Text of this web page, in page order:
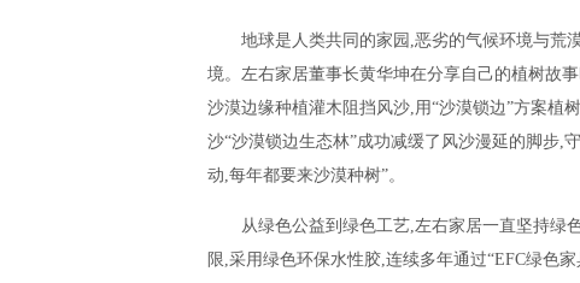
地球是人类共同的家园,恶劣的气候环境与荒
境。左右家居董事长黄华坤在分享自己的植树故
沙漠边缘种植灌木阻挡风沙,用“沙漠锁边”方案植
沙“沙漠锁边生态林”成功减缓了风沙漫延的脚步,
动,每年都要来沙漠种树”。
从绿色公益到绿色工艺,左右家居一直坚持绿
限,采用绿色环保水性胶,连续多年通过“EFC绿色